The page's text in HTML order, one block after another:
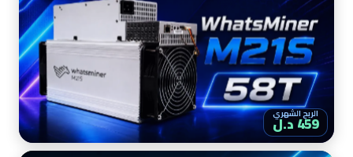
الربح الشهري
459 د.ل